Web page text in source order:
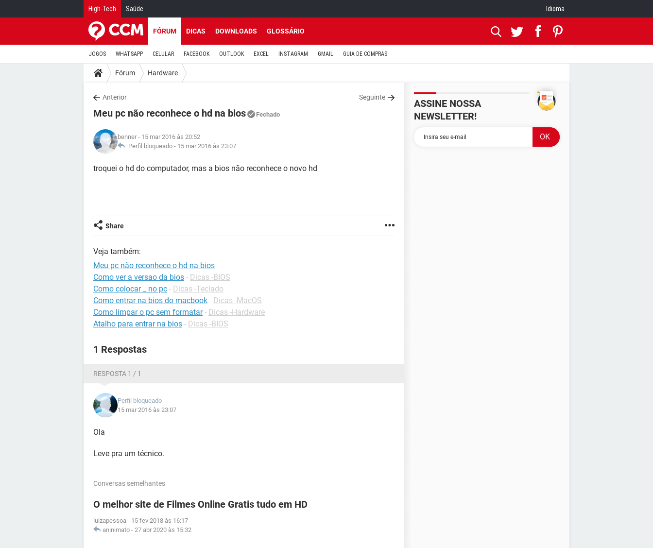
High-Tech Saúde Idioma
FÓRUM DICAS DOWNLOADS GLOSSÁRIO
JOGOS WHATSAPP CELULAR FACEBOOK OUTLOOK EXCEL INSTAGRAM GMAIL GUIA DE COMPRAS
Fórum Hardware
Anterior Seguinte
Meu pc não reconhece o hd na bios Fechado
benner - 15 mar 2016 às 20:52
Perfil bloqueado - 15 mar 2016 às 23:07
troquei o hd do computador, mas a bios não reconhece o novo hd
Share
Veja também:
Meu pc não reconhece o hd na bios
Como ver a versao da bios - Dicas -BIOS
Como colocar _ no pc - Dicas -Teclado
Como entrar na bios do macbook - Dicas -MacOS
Como limpar o pc sem formatar - Dicas -Hardware
Atalho para entrar na bios - Dicas -BIOS
1 Respostas
RESPOSTA 1 / 1
Perfil bloqueado
15 mar 2016 às 23:07
Ola
Leve pra um técnico.
Conversas semelhantes
O melhor site de Filmes Online Gratis tudo em HD
luizapessoa - 15 fev 2018 às 16:17
aninimato - 27 abr 2020 às 15:32
ASSINE NOSSA
NEWSLETTER!